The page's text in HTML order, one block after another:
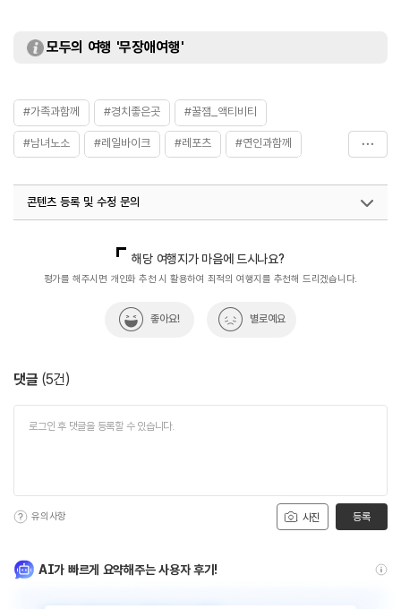
모두의 여행 '무장애여행'
#가족과함께 #경치좋은곳 #꿀잼_액티비티
#남녀노소 #레일바이크 #레포츠 #연인과함께
콘텐츠 등록 및 수정 문의
열린관광콘텐츠팀(열린관광-모두의여행)
033-738-3425
해당 여행지가 마음에 드시나요?
평가를 해주시면 개인화 추천 시 활용하여 최적의 여행지를 추천해 드리겠습니다.
좋아요! 별로예요
댓글 (5건)
사진
유의사항 등록
AI가 빠르게 요약해주는 사용자 후기!